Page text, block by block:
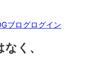
ブログログイン
く、